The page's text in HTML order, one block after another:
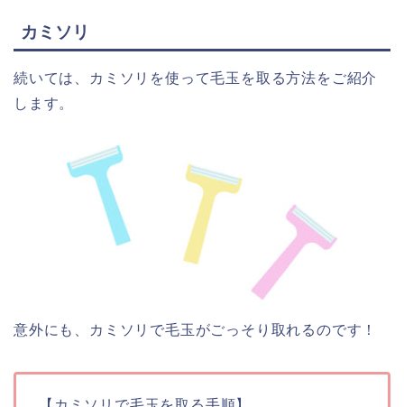
カミソリ
続いては、カミソリを使って毛玉を取る方法をご紹介
します。
意外にも、カミソリで毛玉がごっそり取れるのです！